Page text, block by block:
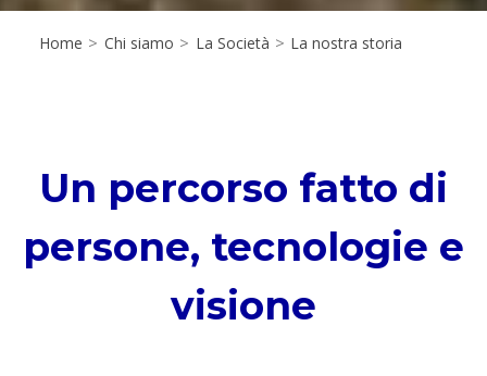
Home > Chi siamo > La Società > La nostra storia
Un percorso fatto di
persone, tecnologie e
visione